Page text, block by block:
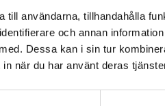
till användarna, tillhandahålla
och annan
Dessa kan i sin tur
när du har använt deras
via en
utanför